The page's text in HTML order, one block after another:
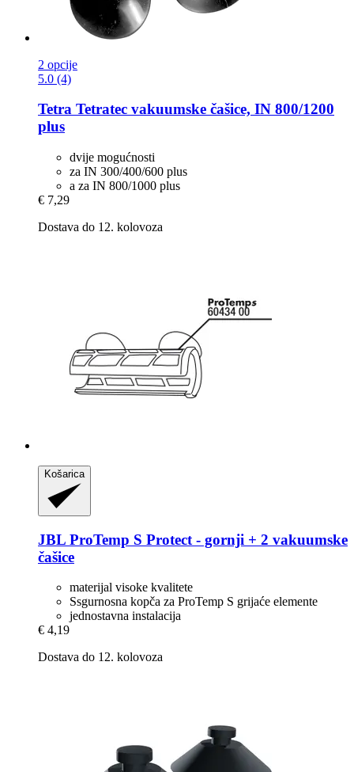
2 opcije
5.0 (4)
Tetra Tetratec vakuumske čašice, IN 800/1200
plus
dvije mogućnosti
za IN 300/400/600 plus
a za IN 800/1000 plus
€ 7,29
Dostava do 12. kolovoza
Košarica
JBL ProTemp S Protect -​ gornji + 2 vakuumske
čašice
materijal visoke kvalitete
Ssgurnosna kopča za ProTemp S grijaće elemente
jednostavna instalacija
€ 4,19
Dostava do 12. kolovoza